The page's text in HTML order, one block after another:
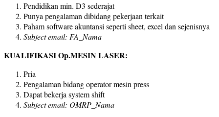
Pendidikan min. D3 sederajat
Punya pengalaman dibidang pekerjaan terkait
Paham software akuntansi seperti sheet, excel dan sejenisnya
Subject email: FA_Nama
KUALIFIKASI Op.MESIN LASER:
Pria
Pengalaman bidang operator mesin press
Dapat bekerja system shift
Subject email: OMRP_Nama